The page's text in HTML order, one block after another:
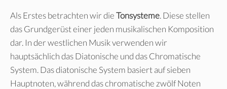
Als Erstes betrachten wir dieTonsysteme. Diese stellen
das Grundgerüst einer jeden musikalischen Komposition
dar. In der westlichen Musik verwenden wir
hauptsächlich das Diatonische und das Chromatische
System. Das diatonische System basiert auf sieben
Hauptnoten, während das chromatische zwölf Noten